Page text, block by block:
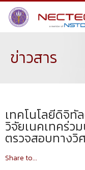
ข่าวสาร
เทคโนโลยีดิจิทั
วิจัยเนคเทคร่
ตรวจสอบทางวิ
Share to...